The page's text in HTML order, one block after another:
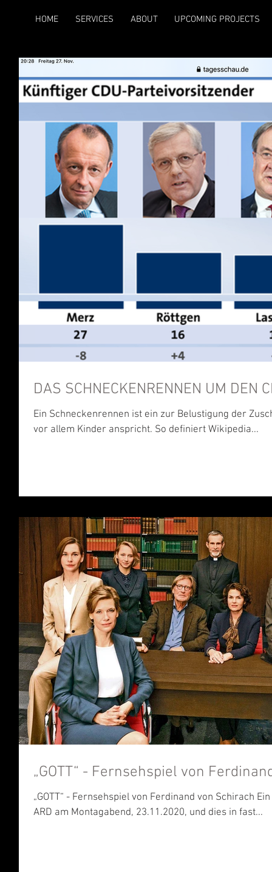
HOME SERVICES ABOUT UPCOMING PROJECTS
DAS SCHNECKENRENNEN UM DEN
Ein Schneckenrennen ist ein zur Belustigung der
vor allem Kinder anspricht. So definiert Wikipedia...
„GOTT“ - Fernsehspiel von
„GOTT“ - Fernsehspiel von Ferdinand von Schirach
ARD am Montagabend, 23.11.2020, und dies in fast...